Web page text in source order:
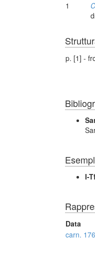
1
p. [1] -
I-
Data
carn.